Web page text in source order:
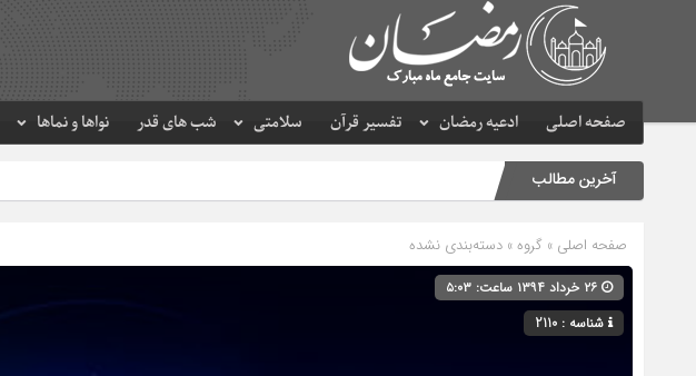
صفحه اصلی ادعیه رمضان تفسیر قرآن سلامتی شب های قدر نواها و نماها
آخرین مطالب
صفحه اصلی » گروه » دسته‌بندی نشده
شناسه : 2110